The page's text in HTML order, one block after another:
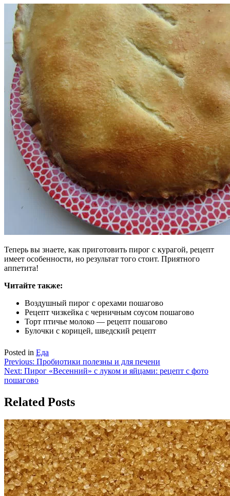
Теперь вы знаете, как приготовить пирог с курагой, рецепт
имеет особенности, но результат того стоит. Приятного
аппетита!
Читайте также:
Воздушный пирог с орехами пошагово
Рецепт чизкейка с черничным соусом пошагово
Торт птичье молоко — рецепт пошагово
Булочки с корицей, шведский рецепт
Posted in Еда
Навигация
по
Previous: Пробиотики полезны и для печени
Next: Пирог «Весенний» с луком и яйцами: рецепт с фото
пошагово
Related Posts